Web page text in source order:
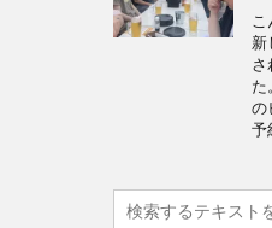
こ
新
さ
た
の
予